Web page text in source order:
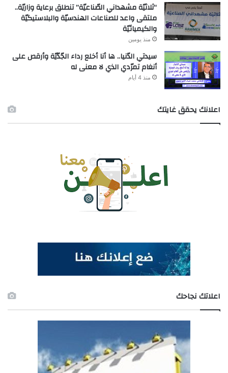
“ثلاثيّة مشهداني الصّناعيّة” تنطلق برعاية وزاريّة..
ملتقى واعد للصناعات الهندسيّة والبلاستيكيّة
والكيميائيّة
منذ يومين
سيدتي الدّنيا.. ها أنا أخلع رداء الجّدّيّة وأرقص على
أنغام تمرّدي الذي لا معنى له
منذ 4 أيام
اعلانك يحقق غايتك
اعلاتك نجاحك